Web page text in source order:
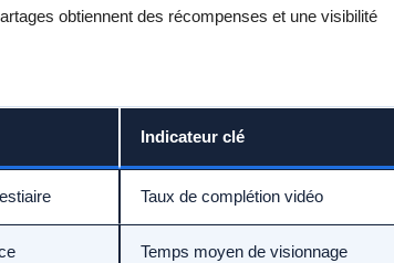
obtiennent des récompenses et une visibilité
Indicateur clé
Taux de complétion vidéo
Temps moyen de visionnage